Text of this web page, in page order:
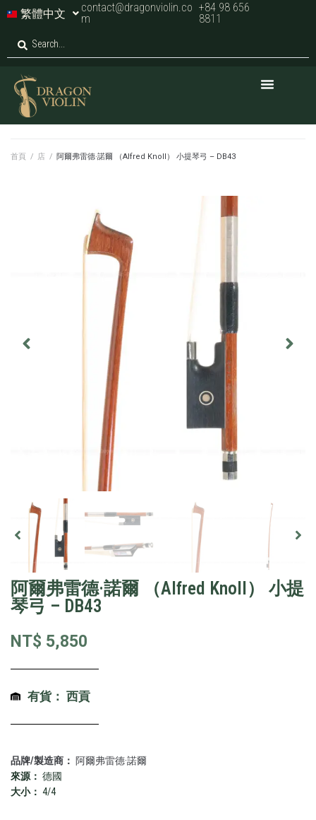
繁體中文
contact@dragonviolin.co
m
+84 98 656
8811
首頁 / 店 / 阿爾弗雷德·諾爾 （Alfred Knoll） 小提琴弓 – DB43
阿爾弗雷德·諾爾 （Alfred Knoll） 小提
琴弓 – DB43
NT$ 5,850
有貨： 西貢
品牌/製造商：
阿爾弗雷德·諾爾
來源： 德國
大小： 4/4